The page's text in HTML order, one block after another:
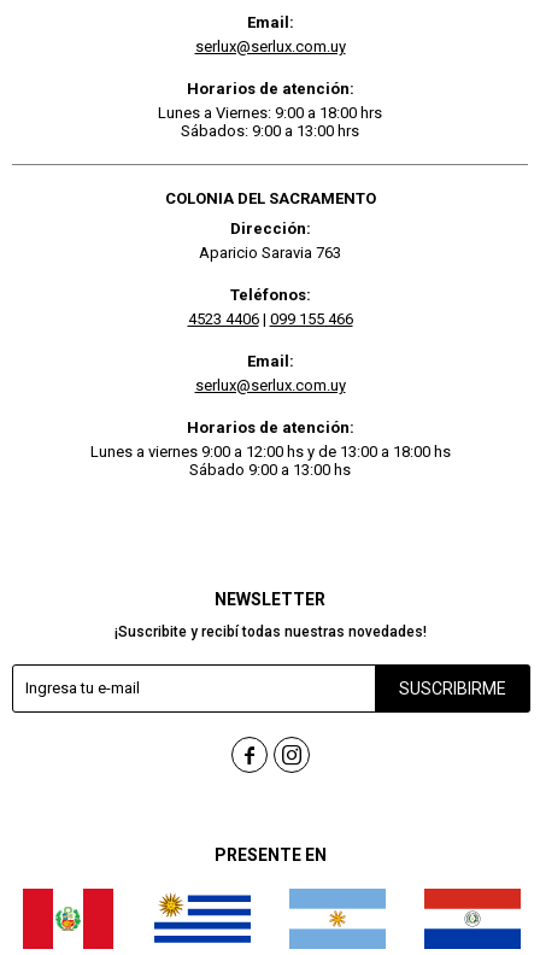
PRESENTE EN
NEWSLETTER
¡Suscribite y recibí todas nuestras novedades!
SUSCRIBIRME
 
Email:
serlux@serlux.com.uy
Horarios de atención:
Lunes a Viernes: 9:00 a 18:00 hrs
Sábados: 9:00 a 13:00 hrs
COLONIA DEL SACRAMENTO
Dirección:
Aparicio Saravia 763
Teléfonos:
4523 4406| 099 155 466
Email:
serlux@serlux.com.uy
Horarios de atención:
Lunes a viernes 9:00 a 12:00 hs y de 13:00 a 18:00 hs
Sábado 9:00 a 13:00 hs